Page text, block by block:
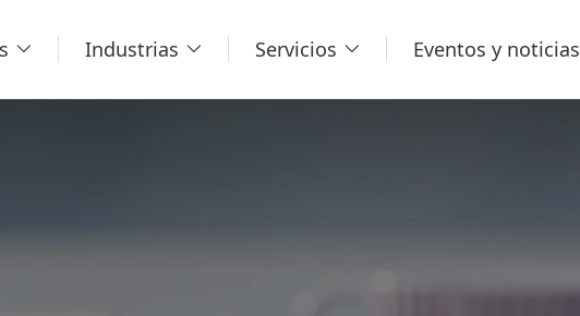
Industrias Servicios Eventos y noticias